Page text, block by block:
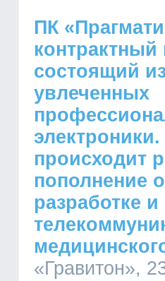
ПК
состоящий
увлеченных
происходит
пополнение
разработке
«Гравитон»,